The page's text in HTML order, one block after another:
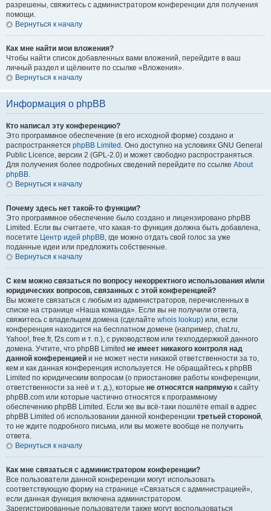
разрешены, свяжитесь с администратором конференции для получения
помощи.
Вернуться к началу
Как мне найти мои вложения?
Чтобы найти список добавленных вами вложений, перейдите в ваш
личный раздел и щёлкните по ссылке «Вложения».
Вернуться к началу
Информация о phpBB
Кто написал эту конференцию?
Это программное обеспечение (в его исходной форме) создано и
распространяется phpBB Limited . Оно доступно на условиях GNU General
Public Licence, версии 2 (GPL-2.0) и может свободно распространяться.
Для получения более подробных сведений перейдите по ссылке About
phpBB.
Вернуться к началу
Почему здесь нет такой-то функции?
Это программное обеспечение было создано и лицензировано phpBB
Limited. Если вы считаете, что какая-то функция должна быть добавлена,
посетите Центр идей phpBB, где можно отдать свой голос за уже
поданные идеи или предложить собственные.
Вернуться к началу
С кем можно связаться по вопросу некорректного использования и/или
юридических вопросов, связанных с этой конференцией?
Вы можете связаться с любым из администраторов, перечисленных в
списке на странице «Наша команда». Если вы не получили ответа,
свяжитесь с владельцем домена (сделайте whois lookup) или, если
конференция находится на бесплатном домене (например, chat.ru,
Yahoo!, free.fr, f2s.com и т. п.), с руководством или техподдержкой данного
домена. Учтите, что phpBB Limited не имеет никакого контроля над
данной конференцией и не может нести никакой ответственности за то,
кем и как данная конференция используется. Не обращайтесь к phpBB
Limited по юридическим вопросам (о приостановке работы конференции,
ответственности за неё и т. д.), которые не относятся напрямую к сайту
phpBB.com или которые частично относятся к программному
обеспечению phpBB Limited. Если же вы всё-таки пошлёте email в адрес
phpBB Limited об использовании данной конференции третьей стороной,
то не ждите подробного письма, или вы можете вообще не получить
ответа.
Вернуться к началу
Как мне связаться с администратором конференции?
Все пользователи данной конференции могут использовать
соответствующую форму на странице «Связаться с администрацией»,
если данная функция включена администратором.
Зарегистрированные пользователи также могут воспользоваться